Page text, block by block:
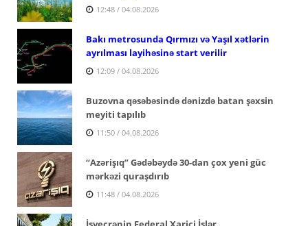
12:48 / 04.08.2026
Bakı metrosunda Qırmızı və Yaşıl xətlərin
ayrılması layihəsinə start verilir
12:09 / 04.08.2026
Buzovna qəsəbəsində dənizdə batan şəxsin
meyiti tapılıb
11:50 / 04.08.2026
“Azərişıq” Gədəbəydə 30-dan çox yeni güc
mərkəzi quraşdırıb
11:48 / 04.08.2026